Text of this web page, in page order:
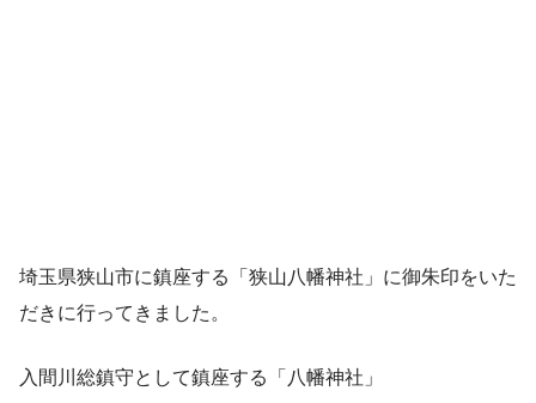
埼玉県狭山市に鎮座する「狭山八幡神社」に御朱印をいた
だきに行ってきました。
入間川総鎮守として鎮座する「八幡神社」